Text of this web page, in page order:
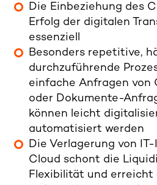
Die Einbeziehung des
Erfolg der digitalen
essenziell
Besonders repetitive,
durchzuführende
einfache Anfragen von
oder Dokumente-
können leicht
automatisiert werden
Die Verlagerung von
Cloud schont die
Flexibilität und